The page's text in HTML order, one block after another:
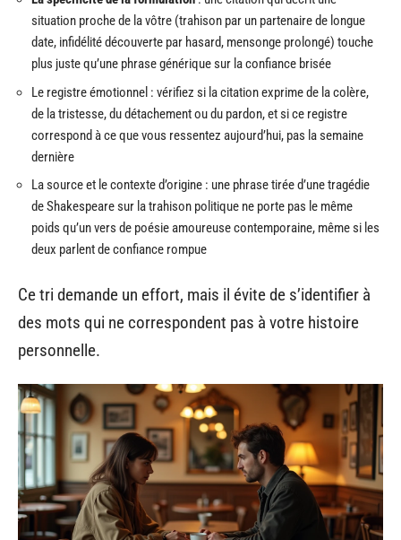
situation proche de la vôtre (trahison par un partenaire de longue
date, infidélité découverte par hasard, mensonge prolongé) touche
plus juste qu’une phrase générique sur la confiance brisée
Le registre émotionnel : vérifiez si la citation exprime de la colère,
de la tristesse, du détachement ou du pardon, et si ce registre
correspond à ce que vous ressentez aujourd’hui, pas la semaine
dernière
La source et le contexte d’origine : une phrase tirée d’une tragédie
de Shakespeare sur la trahison politique ne porte pas le même
poids qu’un vers de poésie amoureuse contemporaine, même si les
deux parlent de confiance rompue
Ce tri demande un effort, mais il évite de s’identifier à
des mots qui ne correspondent pas à votre histoire
personnelle.